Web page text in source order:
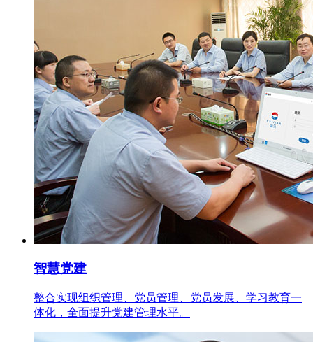
智慧党建
整合实现组织管理、党员管理、党员发展、学习教育一
体化，全面提升党建管理水平。